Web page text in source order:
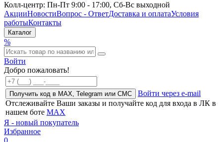
Колл-центр: Пн-Пт 9:00 - 17:00, Сб-Вс выходной
АкцииНовостиВопрос - ОтветДоставка и оплатаУсловия
работыКонтакты
Каталог
%
Войти
Добро пожаловать!
Получить код в MAX, Telegram или СМС
Войти через e-mail
Отслеживайте Ваши заказы и получайте код для входа в ЛК в
нашем боте MAX
Я - новый покупатель
Избранное